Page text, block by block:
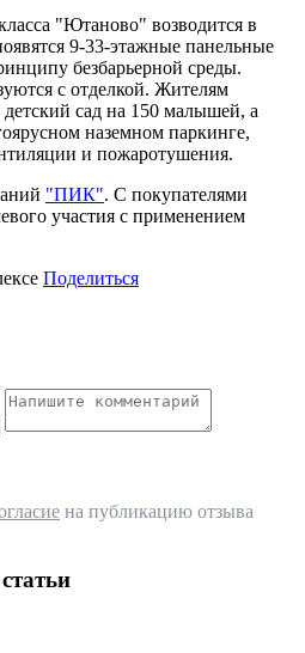
"Ютаново" возводится в
9-33-этажные панельные
безбарьерной среды.
с отделкой. Жителям
детский сад на 150 малышей, а
наземном паркинге,
и пожаротушения.
"ПИК". С покупателями
участия с применением
Поделиться
на публикацию отзыва